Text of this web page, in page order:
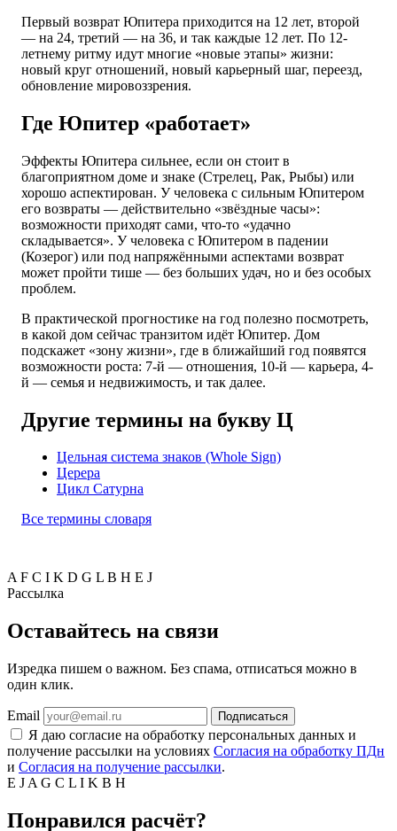
Первый возврат Юпитера приходится на 12 лет, второй
— на 24, третий — на 36, и так каждые 12 лет. По 12-
летнему ритму идут многие «новые этапы» жизни:
новый круг отношений, новый карьерный шаг, переезд,
обновление мировоззрения.
Где Юпитер «работает»
Эффекты Юпитера сильнее, если он стоит в
благоприятном доме и знаке (Стрелец, Рак, Рыбы) или
хорошо аспектирован. У человека с сильным Юпитером
его возвраты — действительно «звёздные часы»:
возможности приходят сами, что-то «удачно
складывается». У человека с Юпитером в падении
(Козерог) или под напряжёнными аспектами возврат
может пройти тише — без больших удач, но и без особых
проблем.
В практической прогностике на год полезно посмотреть,
в какой дом сейчас транзитом идёт Юпитер. Дом
подскажет «зону жизни», где в ближайший год появятся
возможности роста: 7-й — отношения, 10-й — карьера, 4-
й — семья и недвижимость, и так далее.
Другие термины на букву Ц
Цельная система знаков (Whole Sign)
Церера
Цикл Сатурна
Все термины словаря
A F C I K D G L B H E J
Рассылка
Оставайтесь на связи
Изредка пишем о важном. Без спама, отписаться можно в
один клик.
Email Подписаться
Я даю согласие на обработку персональных данных и
получение рассылки на условиях Согласия на обработку ПДн
и Согласия на получение рассылки.
E J A G C L I K B H
Понравился расчёт?